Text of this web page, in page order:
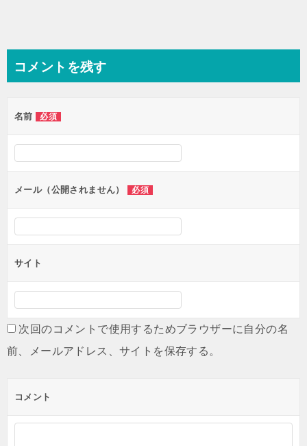
コメントを残す
名前 必須
メール（公開されません） 必須
サイト
次回のコメントで使用するためブラウザーに自分の名
前、メールアドレス、サイトを保存する。
コメント